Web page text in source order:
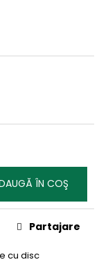
ÎN COŞ
cu disc
Partajare